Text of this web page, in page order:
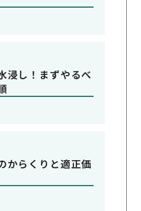
浸し！まずやるべ
からくりと適正価